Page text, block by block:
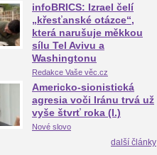
infoBRICS: Izrael čelí
„křesťanské otázce“,
která narušuje měkkou
sílu Tel Avivu a
Washingtonu
Redakce Vaše věc.cz
Americko-sionistická
agresia voči Iránu trvá už
vyše štvrť roka (I.)
Nové slovo
další články